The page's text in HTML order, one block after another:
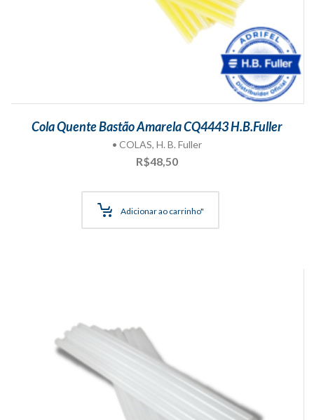
Cola Quente Bastão Amarela CQ4443 H.B.Fuller
• COLAS, H. B. Fuller
R$48,50
Adicionar ao carrinho"